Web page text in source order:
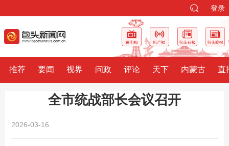
登录
推荐 要闻 视界 问政 评论 天下 内蒙古 直
全市统战部长会议召开
2026-03-16